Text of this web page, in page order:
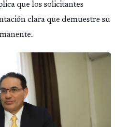
que los solicitantes
clara que demuestre su